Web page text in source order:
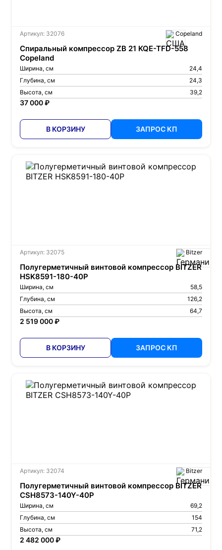
Артикул: 32076 Copeland
Спиральный компрессор ZB 21 KQE-TFD-558
Copeland
Ширина, см
24,4
Глубина, см
24,3
Высота, см
39,2
37 000 ₽
В КОРЗИНУ ЗАПРОС КП
Артикул: 32075 Bitzer
Полугерметичный винтовой компрессор BITZER
HSK8591-180-40P
Ширина, см
58,5
Глубина, см
126,2
Высота, см
64,7
2 519 000 ₽
В КОРЗИНУ ЗАПРОС КП
Артикул: 32074 Bitzer
Полугерметичный винтовой компрессор BITZER
CSH8573-140Y-40P
Ширина, см
69,2
Глубина, см
154
Высота, см
71,2
2 482 000 ₽